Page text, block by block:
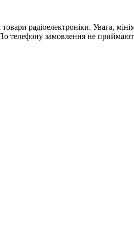
радіоелектроніки. Увага,
телефону замовлення не